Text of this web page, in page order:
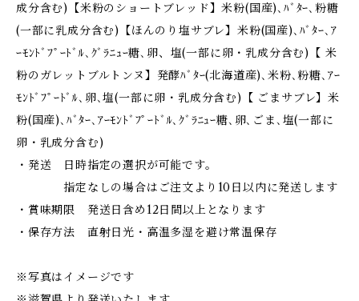
成分含む)【米粉のショートブレッド】米粉(国産)､ﾊﾞﾀｰ､粉糖
(一部に乳成分含む)【ほんのり塩サブレ】米粉(国産)､ﾊﾞﾀｰ､ｱ
ｰﾓﾝﾄﾞﾌﾟｰﾄﾞﾙ､ｸﾞﾗﾆｭｰ糖､卵、塩(一部に卵・乳成分含む)【 米
粉のガレットブルトンヌ】発酵ﾊﾞﾀｰ(北海道産)､米粉､粉糖､ｱｰ
ﾓﾝﾄﾞﾌﾟｰﾄﾞﾙ､卵､塩(一部に卵・乳成分含む)【 ごまサブレ】米
粉(国産)､ﾊﾞﾀｰ､ｱｰﾓﾝﾄﾞﾌﾟｰﾄﾞﾙ､ｸﾞﾗﾆｭｰ糖､卵､ごま､塩(一部に
卵・乳成分含む)
・発送 日時指定の選択が可能です。
指定なしの場合はご注文より10日以内に発送します
・賞味期限 発送日含め12日間以上となります
・保存方法 直射日光・高温多湿を避け常温保存
※写真はイメージです